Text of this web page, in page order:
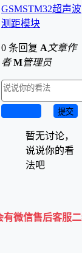
GSMSTM32超声波
测距模块
0 条回复 A 文章作
者 M管理员
提交
暂无讨论，
说说你的看
法吧
服二维码💡